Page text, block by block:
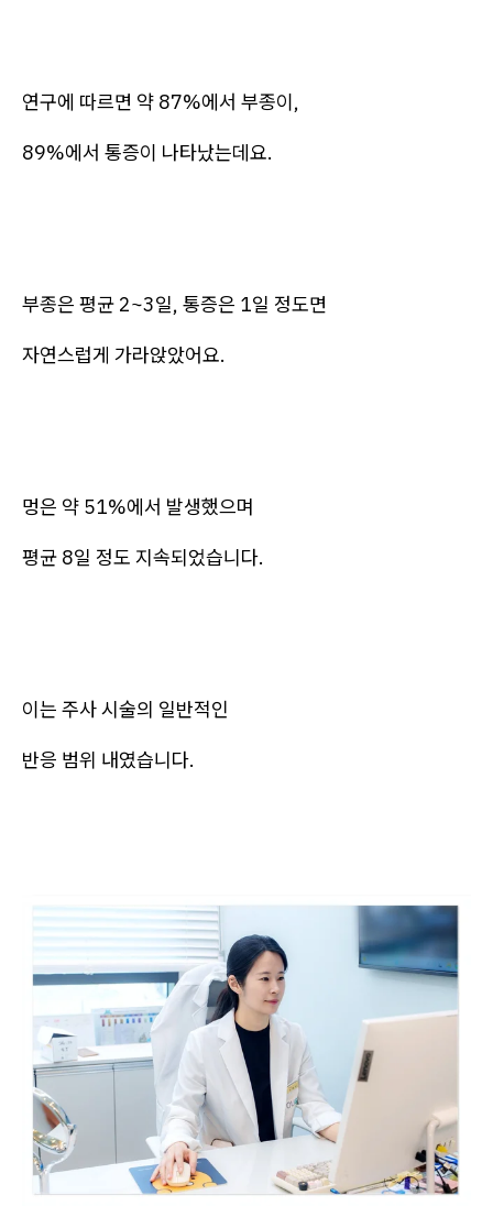
연구에 따르면 약 87%에서 부종이,
89%에서 통증이 나타났는데요.
부종은 평균 2~3일, 통증은 1일 정도면
자연스럽게 가라앉았어요.
멍은 약 51%에서 발생했으며
평균 8일 정도 지속되었습니다.
이는 주사 시술의 일반적인
반응 범위 내였습니다.